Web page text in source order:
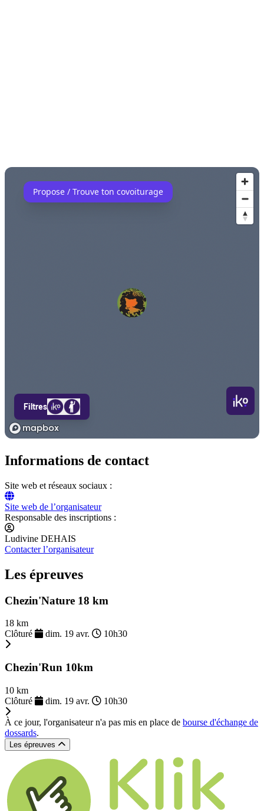
Informations de contact
Site web et réseaux sociaux :
Site web de l’organisateur
Responsable des inscriptions :
Ludivine DEHAIS
Contacter l’organisateur
Les épreuves
Chezin'Nature 18 km
18 km
Clôturé
dim. 19 avr. 10h30
Chezin'Run 10km
10 km
Clôturé
dim. 19 avr. 10h30
À ce jour, l'organisateur n'a pas mis en place de bourse d'échange de
dossards.
Les épreuves